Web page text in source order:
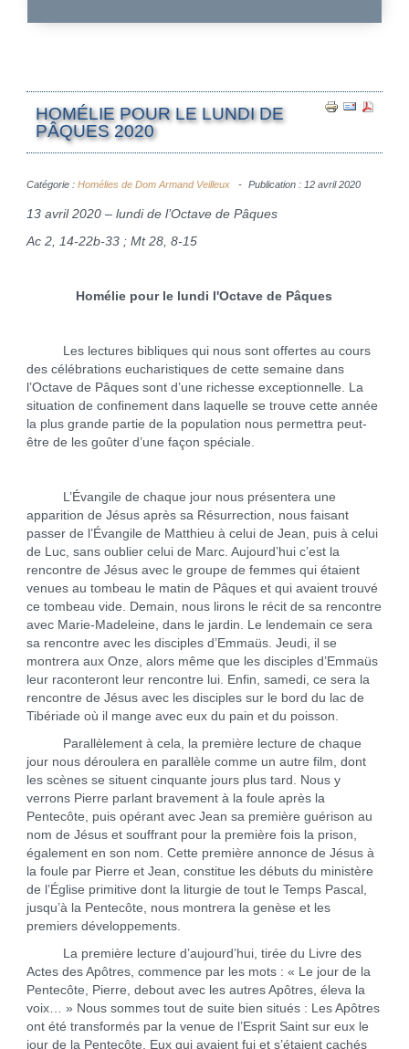
HOMÉLIE POUR LE LUNDI DE
PÂQUES 2020
Catégorie : Homélies de Dom Armand Veilleux Publication : 12 avril 2020
13 avril 2020 – lundi de l’Octave de Pâques
Ac 2, 14-22b-33 ; Mt 28, 8-15
Homélie pour le lundi l'Octave de Pâques
Les lectures bibliques qui nous sont offertes au cours
des célébrations eucharistiques de cette semaine dans
l’Octave de Pâques sont d’une richesse exceptionnelle. La
situation de confinement dans laquelle se trouve cette année
la plus grande partie de la population nous permettra peut-
être de les goûter d’une façon spéciale.
L’Évangile de chaque jour nous présentera une
apparition de Jésus après sa Résurrection, nous faisant
passer de l’Évangile de Matthieu à celui de Jean, puis à celui
de Luc, sans oublier celui de Marc. Aujourd’hui c’est la
rencontre de Jésus avec le groupe de femmes qui étaient
venues au tombeau le matin de Pâques et qui avaient trouvé
ce tombeau vide. Demain, nous lirons le récit de sa rencontre
avec Marie-Madeleine, dans le jardin. Le lendemain ce sera
sa rencontre avec les disciples d’Emmaüs. Jeudi, il se
montrera aux Onze, alors même que les disciples d’Emmaüs
leur raconteront leur rencontre lui. Enfin, samedi, ce sera la
rencontre de Jésus avec les disciples sur le bord du lac de
Tibériade où il mange avec eux du pain et du poisson.
Parallèlement à cela, la première lecture de chaque
jour nous déroulera en parallèle comme un autre film, dont
les scènes se situent cinquante jours plus tard. Nous y
verrons Pierre parlant bravement à la foule après la
Pentecôte, puis opérant avec Jean sa première guérison au
nom de Jésus et souffrant pour la première fois la prison,
également en son nom. Cette première annonce de Jésus à
la foule par Pierre et Jean, constitue les débuts du ministère
de l’Église primitive dont la liturgie de tout le Temps Pascal,
jusqu’à la Pentecôte, nous montrera la genèse et les
premiers développements.
La première lecture d’aujourd’hui, tirée du Livre des
Actes des Apôtres, commence par les mots : « Le jour de la
Pentecôte, Pierre, debout avec les autres Apôtres, éleva la
voix… » Nous sommes tout de suite bien situés : Les Apôtres
ont été transformés par la venue de l’Esprit Saint sur eux le
jour de la Pentecôte. Eux qui avaient fui et s’étaient cachés